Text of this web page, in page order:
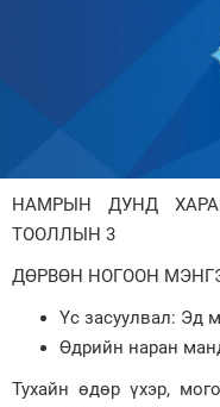
Нийгэм
Дэлхий
Энтертайнмэнт
НАМРЫН ДУНД
ТООЛЛЫН 3
ДӨРВӨН НОГООН
Үс засуулвал: Эд
Өдрийн наран
Тухайн өдөр үхэр,